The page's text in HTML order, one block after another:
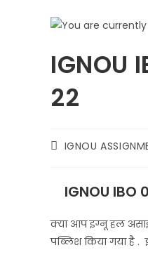
IGNOU
22
IGNOU
IGNOU IBO
क्या आप इग्नू हल
पब्लिश किया गया है .